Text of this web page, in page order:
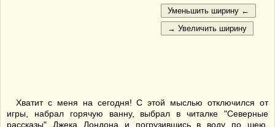
Хватит с меня на сегодня! С этой мыслью отключился от
игры, набрал горячую ванну, выбрал в читалке "Северные
рассказы" Джека Лондона и погрузившись в воду по шею,